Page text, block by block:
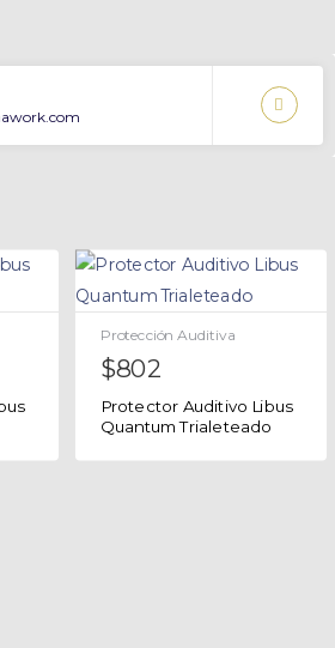
Protección Auditiva
$802
Protector Auditivo Libus
Quantum Trialeteado